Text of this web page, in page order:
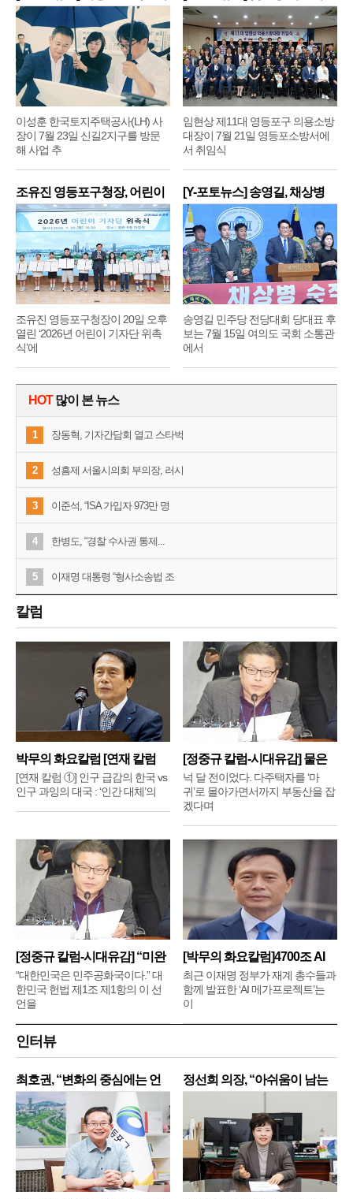
주
이성훈 한국토지주택공사(LH) 사
장이 7월 23일 신길2지구를 방문
해 사업 추
영
임현상 제11대 영등포구 의용소방
대장이 7월 21일 영등포소방서에
서 취임식
조유진 영등포구청장, 어린이
기
조유진 영등포구청장이 20일 오후
열린 ‘2026년 어린이 기자단 위촉
식’에
[Y-포토뉴스] 송영길, 채상병
순
송영길 민주당 전당대회 당대표 후
보는 7월 15일 여의도 국회 소통관
에서
HOT많이 본 뉴스
1 장동혁, 기자간담회 열고 스타벅
2 성흠제 서울시의회 부의장, 러시
3 이준석, “ISA 가입자 973만 명
4 한병도, “경찰 수사권 통제...
5 이재명 대통령 “형사소송법 조
칼럼
박무의 화요칼럼 [연재 칼럼
①]
[연재 칼럼 ①] 인구 급감의 한국 vs
인구 과잉의 대국 : ‘인간 대체’의
[정중규 칼럼-시대유감] 물은
배
넉 달 전이었다. 다주택자를 ‘마
귀’로 몰아가면서까지 부동산을 잡
겠다며
[정중규 칼럼-시대유감] “미완
“대한민국은 민주공화국이다.” 대
한민국 헌법 제1조 제1항의 이 선
언을
[박무의 화요칼럼]4700조 AI
메
최근 이재명 정부가 재계 총수들과
함께 발표한 ‘AI 메가프로젝트’는
이
인터뷰
최호권, “변화의 중심에는 언
제
정선희 의장, “아쉬움이 남는